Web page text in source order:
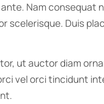
Nam consequat
scelerisque. Duis
ut auctor diam
vel orci tincidunt